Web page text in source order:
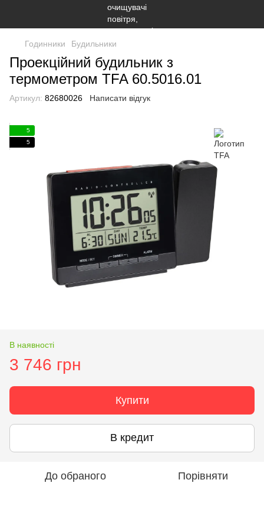
Годинники Будильники
Проекційний будильник з
термометром TFA 60.5016.01
Артикул: 82680026 Написати відгук
5
5
В наявності
3 746 грн
Купити
В кредит
До обраного Порівняти